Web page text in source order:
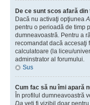
De ce sunt scos afară
Dacă nu activaţi opţiunea
pentru o perioadă de timp
dumneavoastră. Pentru a
recomandat dacă accesaţi
calculatoare (la liceu/
adminstrator al forumului.
Sus
Cum fac să nu îmi apară
În profilul dumneavoastră
Da veţi fi vizibil doar